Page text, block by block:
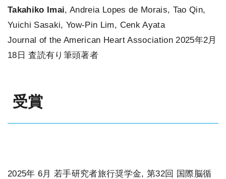
Takahiko Imai, Andreia Lopes de Morais, Tao Qin,
Yuichi Sasaki, Yow‐Pin Lim, Cenk Ayata
Journal of the American Heart Association 2025年2月
18日 査読有り筆頭著者
受賞
2025年 6月 若手研究者旅行奨学金, 第32回 国際脳循